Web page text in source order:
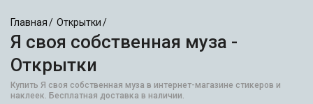
Главная Открытки
Я своя собственная муза -
Открытки
Купить Я своя собственная муза в интернет-магазине стикеров и
наклеек. Бесплатная доставка в наличии.